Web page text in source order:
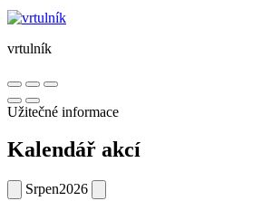
vrtulník
Užitečné informace
Kalendář akcí
Srpen2026